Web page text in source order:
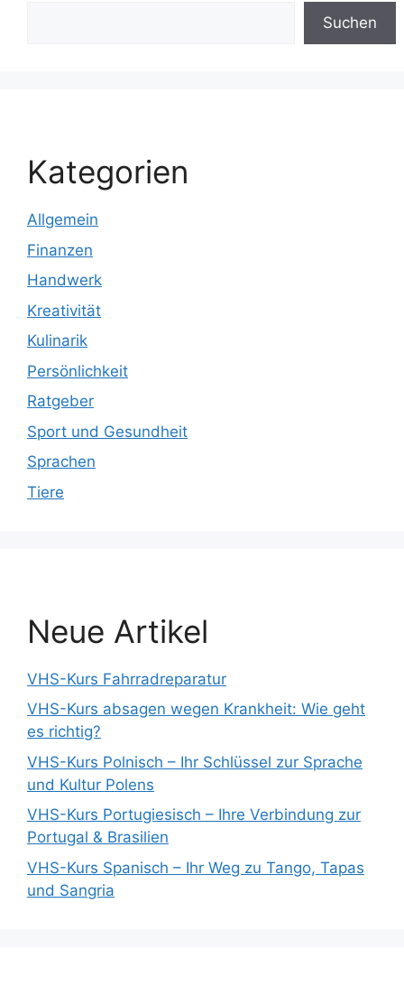
Suchen
Kategorien
Allgemein
Finanzen
Handwerk
Kreativität
Kulinarik
Persönlichkeit
Ratgeber
Sport und Gesundheit
Sprachen
Tiere
Neue Artikel
VHS-Kurs Fahrradreparatur
VHS-Kurs absagen wegen Krankheit: Wie geht
es richtig?
VHS-Kurs Polnisch – Ihr Schlüssel zur Sprache
und Kultur Polens
VHS-Kurs Portugiesisch – Ihre Verbindung zur
Portugal & Brasilien
VHS-Kurs Spanisch – Ihr Weg zu Tango, Tapas
und Sangria